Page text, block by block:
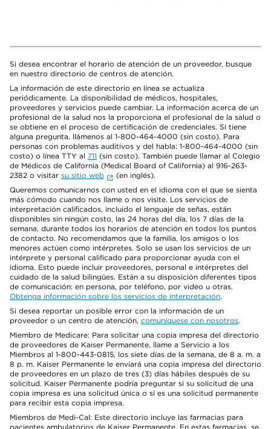
Si desea encontrar el horario de atención de un proveedor, busque
en nuestro directorio de centros de atención.
La información de este directorio en línea se actualiza
periódicamente. La disponibilidad de médicos, hospitales,
proveedores y servicios puede cambiar. La información acerca de un
profesional de la salud nos la proporciona el profesional de la salud o
se obtiene en el proceso de certificación de credenciales. Si tiene
alguna pregunta, llámenos al 1-800-464-4000 (sin costo). Para
personas con problemas auditivos y del habla: 1-800-464-4000 (sin
costo) o línea TTY al 711 (sin costo). También puede llamar al Colegio
de Médicos de California (Medical Board of California) al 916-263-
2382 o visitar su sitio web
(en inglés).
Queremos comunicarnos con usted en el idioma con el que se sienta
más cómodo cuando nos llame o nos visite. Los servicios de
interpretación calificados, incluido el lenguaje de señas, están
disponibles sin ningún costo, las 24 horas del día, los 7 días de la
semana, durante todos los horarios de atención en todos los puntos
de contacto. No recomendamos que la familia, los amigos o los
menores actúen como intérpretes. Solo se usan los servicios de un
intérprete y personal calificado para proporcionar ayuda con el
idioma. Esto puede incluir proveedores, personal e intérpretes del
cuidado de la salud bilingües. Están a su disposición diferentes tipos
de comunicación: en persona, por teléfono, por video u otras.
Obtenga información sobre los servicios de interpretación.
Si desea reportar un posible error con la información de un
proveedor o un centro de atención, comuníquese con nosotros.
Miembro de Medicare: Para solicitar una copia impresa del directorio
de proveedores de Kaiser Permanente, llame a Servicio a los
Miembros al 1-800-443-0815, los siete días de la semana, de 8 a. m. a
8 p. m. Kaiser Permanente le enviará una copia impresa del directorio
de proveedores en un plazo de tres (3) días hábiles después de su
solicitud. Kaiser Permanente podría preguntar si su solicitud de una
copia impresa es una solicitud única o si es una solicitud permanente
para recibir esta copia impresa.
Miembros de Medi-Cal: Este directorio incluye las farmacias para
pacientes ambulatorios de Kaiser Permanente. En estas farmacias, se